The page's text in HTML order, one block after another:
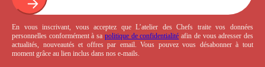
En vous inscrivant, vous acceptez que L’atelier des Chefs traite vos données
personnelles conformément à sa politique de confidentialité afin de vous adresser des
actualités, nouveautés et offres par email. Vous pouvez vous désabonner à tout
moment grâce au lien inclus dans nos e-mails.